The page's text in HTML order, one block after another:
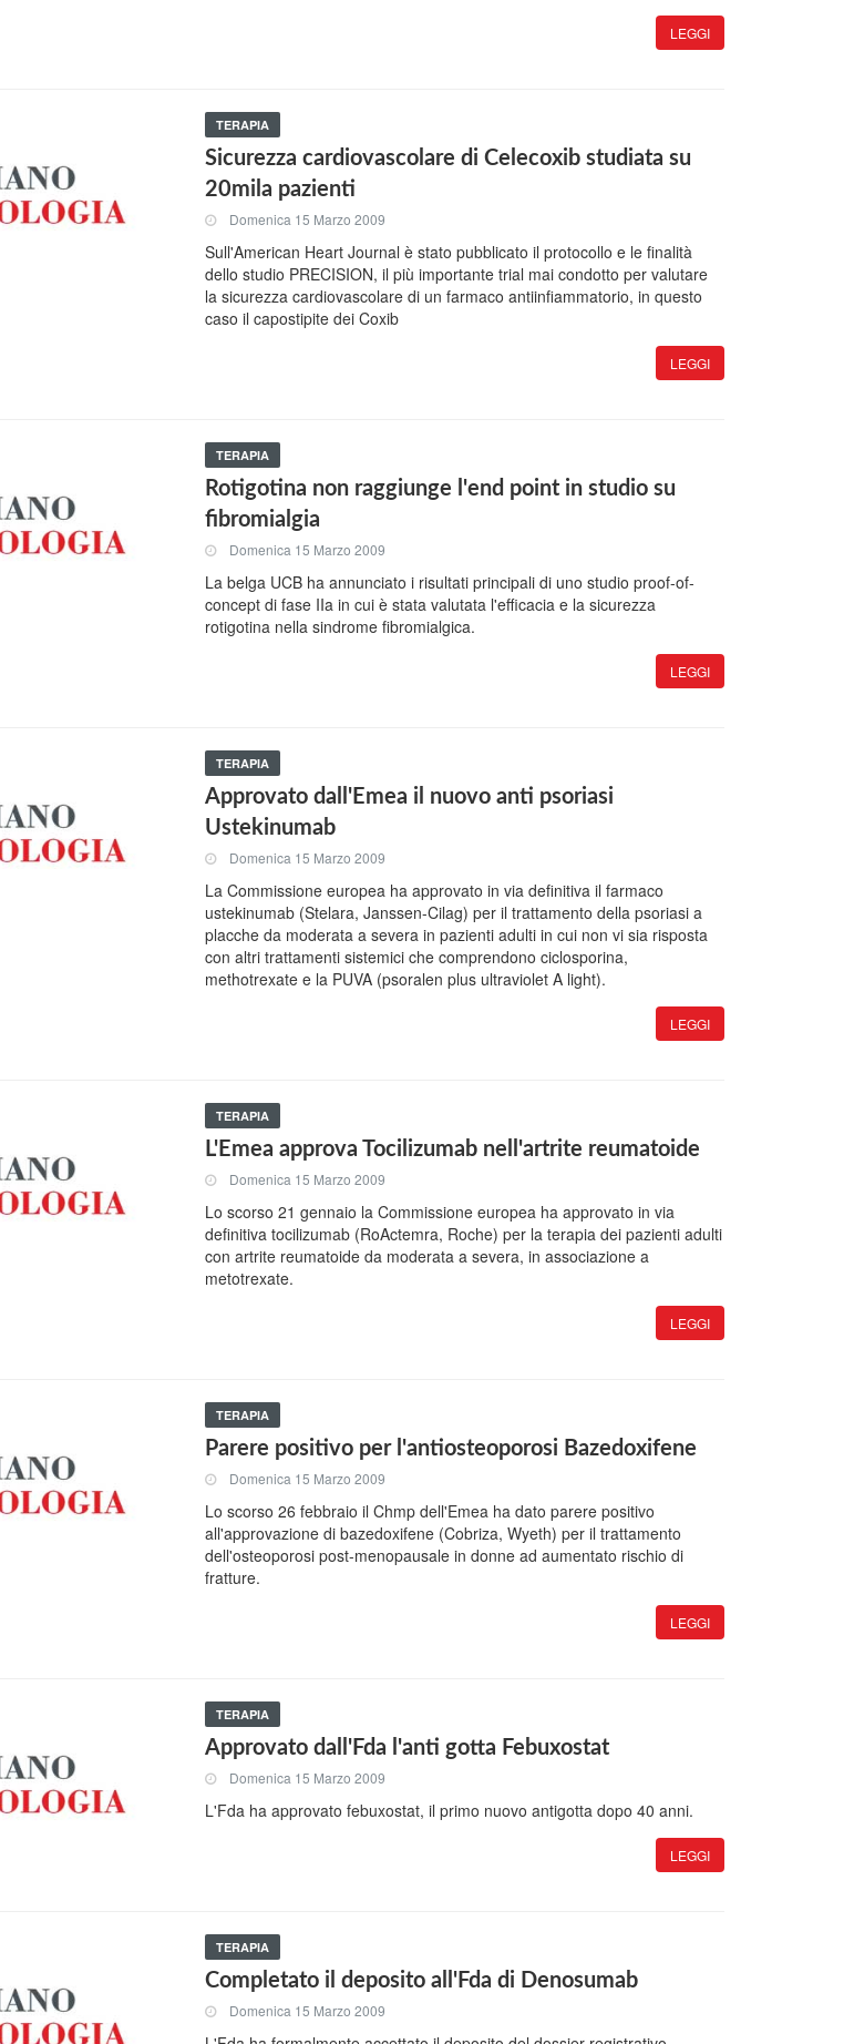
LEGGI
TERAPIA
Sicurezza cardiovascolare di Celecoxib studiata su
20mila pazienti
Domenica 15 Marzo 2009
Sull'American Heart Journal è stato pubblicato il protocollo e le finalità
dello studio PRECISION, il più importante trial mai condotto per valutare
la sicurezza cardiovascolare di un farmaco antiinfiammatorio, in questo
caso il capostipite dei Coxib
LEGGI
TERAPIA
Rotigotina non raggiunge l'end point in studio su
fibromialgia
Domenica 15 Marzo 2009
La belga UCB ha annunciato i risultati principali di uno studio proof-of-
concept di fase IIa in cui è stata valutata l'efficacia e la sicurezza
rotigotina nella sindrome fibromialgica.
LEGGI
TERAPIA
Approvato dall'Emea il nuovo anti psoriasi
Ustekinumab
Domenica 15 Marzo 2009
La Commissione europea ha approvato in via definitiva il farmaco
ustekinumab (Stelara, Janssen-Cilag) per il trattamento della psoriasi a
placche da moderata a severa in pazienti adulti in cui non vi sia risposta
con altri trattamenti sistemici che comprendono ciclosporina,
methotrexate e la PUVA (psoralen plus ultraviolet A light).
LEGGI
TERAPIA
L'Emea approva Tocilizumab nell'artrite reumatoide
Domenica 15 Marzo 2009
Lo scorso 21 gennaio la Commissione europea ha approvato in via
definitiva tocilizumab (RoActemra, Roche) per la terapia dei pazienti adulti
con artrite reumatoide da moderata a severa, in associazione a
metotrexate.
LEGGI
TERAPIA
Parere positivo per l'antiosteoporosi Bazedoxifene
Domenica 15 Marzo 2009
Lo scorso 26 febbraio il Chmp dell'Emea ha dato parere positivo
all'approvazione di bazedoxifene (Cobriza, Wyeth) per il trattamento
dell'osteoporosi post-menopausale in donne ad aumentato rischio di
fratture.
LEGGI
TERAPIA
Approvato dall'Fda l'anti gotta Febuxostat
Domenica 15 Marzo 2009
L'Fda ha approvato febuxostat, il primo nuovo antigotta dopo 40 anni.
LEGGI
TERAPIA
Completato il deposito all'Fda di Denosumab
Domenica 15 Marzo 2009